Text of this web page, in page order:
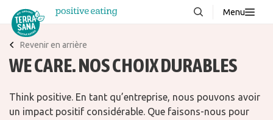
Menu
À propos de nous
Blog
FAQ
Revenir en arrière
WE CARE. NOS CHOIX DURABLES
Think positive. En tant qu’entreprise, nous pouvons avoir
un impact positif considérable. Que faisons-nous pour